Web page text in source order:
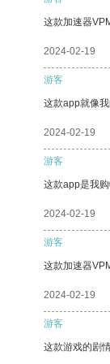
这款加速器
2024-02-19
游客
这款app就像
2024-02-19
游客
这款app是我
2024-02-19
游客
这款加速器
2024-02-19
游客
这款游戏的剧